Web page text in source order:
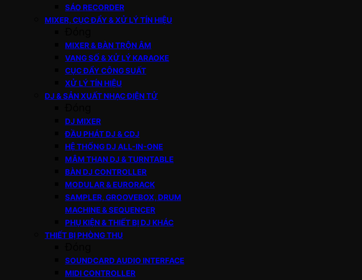
SÁO RECORDER
MIXER, CỤC ĐẨY & XỬ LÝ TÍN HIỆU
MIXER & BÀN TRỘN ÂM
VANG SỐ & XỬ LÝ KARAOKE
CỤC ĐẨY CÔNG SUẤT
XỬ LÝ TÍN HIỆU
DJ & SẢN XUẤT NHẠC ĐIỆN TỬ
DJ MIXER
ĐẦU PHÁT DJ & CDJ
HỆ THỐNG DJ ALL-IN-ONE
MÂM THAN DJ & TURNTABLE
BÀN DJ CONTROLLER
MODULAR & EURORACK
SAMPLER, GROOVEBOX, DRUM
MACHINE & SEQUENCER
PHỤ KIỆN & THIẾT BỊ DJ KHÁC
THIẾT BỊ PHÒNG THU
SOUNDCARD AUDIO INTERFACE
MIDI CONTROLLER